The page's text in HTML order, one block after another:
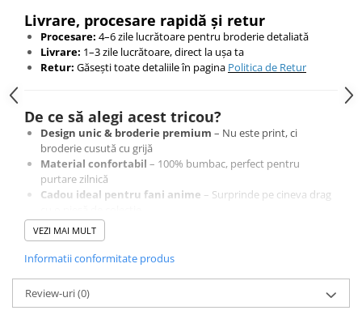
Livrare, procesare rapidă și retur
Procesare: 4–6 zile lucrătoare pentru broderie detaliată
Livrare: 1–3 zile lucrătoare, direct la ușa ta
Retur: Găsești toate detaliile în pagina Politica de Retur
De ce să alegi acest tricou?
Design unic & broderie premium – Nu este print, ci
broderie cusută cu grijă
Material confortabil – 100% bumbac, perfect pentru
purtare zilnică
Cadou ideal pentru fani anime – Surprinde pe cineva drag
Comandă acum și poartă un design original, creat cu
Cumpără cu încredere – Plăți securizate și retur garantat 14 zile
VEZI MAI MULT
Informatii conformitate produs
Review-uri(0)